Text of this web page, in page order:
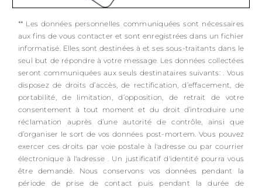
** Les données personnelles communiquées sont nécessaires
aux fins de vous contacter et sont enregistrées dans un fichier
informatisé. Elles sont destinées à et ses sous-traitants dans le
seul but de répondre à votre message. Les données collectées
seront communiquées aux seuls destinataires suivants: . Vous
disposez de droits d’accès, de rectification, d’effacement, de
portabilité, de limitation, d’opposition, de retrait de votre
consentement à tout moment et du droit d’introduire une
réclamation auprès d’une autorité de contrôle, ainsi que
d’organiser le sort de vos données post-mortem. Vous pouvez
exercer ces droits par voie postale à l'adresse ou par courrier
électronique à l'adresse . Un justificatif d'identité pourra vous
être demandé. Nous conservons vos données pendant la
période de prise de contact puis pendant la durée de